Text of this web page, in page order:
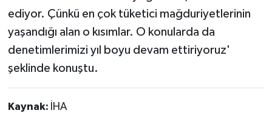
ediyor. Çünkü en çok tüketici mağduriyetlerinin
yaşandığı alan o kısımlar. O konularda da
denetimlerimizi yıl boyu devam ettiriyoruz'
şeklinde konuştu.
Kaynak: İHA